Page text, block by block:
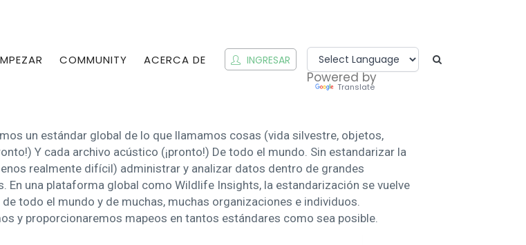
COMMUNITY ACERCA DE INGRESAR
Powered by
Translate
un estándar global de lo que llamamos cosas (vida silvestre, objetos,
Y cada archivo acústico (¡pronto!) De todo el mundo. Sin estandarizar la
realmente difícil) administrar y analizar datos dentro de grandes
una plataforma global como Wildlife Insights, la estandarización se vuelve
todo el mundo y de muchas, muchas organizaciones e individuos.
y proporcionaremos mapeos en tantos estándares como sea posible.